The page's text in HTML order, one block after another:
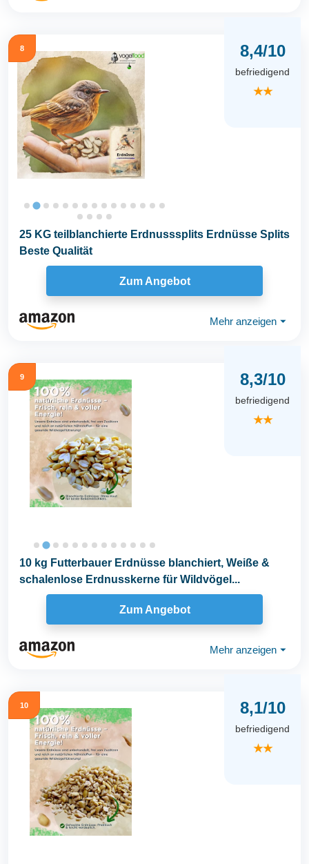
8 8,4/10
befriedigend
★★
25 KG teilblanchierte Erdnusssplits Erdnüsse Splits
Beste Qualität
Zum Angebot
Mehr anzeigen ⏷
9 8,3/10
befriedigend
★★
10 kg Futterbauer Erdnüsse blanchiert, Weiße &
schalenlose Erdnusskerne für Wildvögel...
Zum Angebot
Mehr anzeigen ⏷
10 8,1/10
befriedigend
★★